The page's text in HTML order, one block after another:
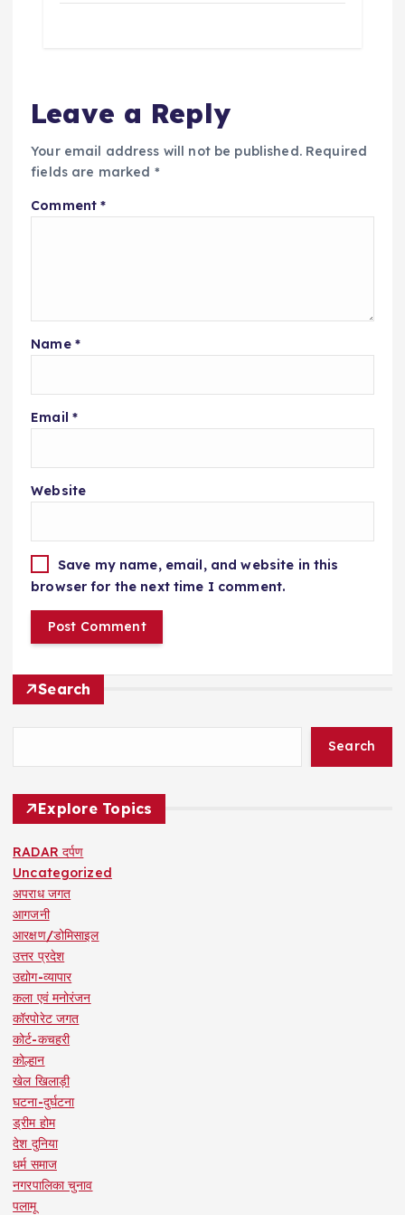
Leave a Reply
Your email address will not be published. Required
fields are marked *
Comment*
Name *
Email *
Website
Save my name, email, and website in this
browser for the next time I comment.
Search
Search
Explore Topics
RADAR दर्पण
Uncategorized
अपराध जगत
आगजनी
आरक्षण/डोमिसाइल
उत्तर प्रदेश
उद्योग-व्यापार
कला एवं मनोरंजन
कॉरपोरेट जगत
कोर्ट-कचहरी
कोल्हान
खेल खिलाड़ी
घटना-दुर्घटना
ड्रीम होम
देश दुनिया
धर्म समाज
नगरपालिका चुनाव
पलामू